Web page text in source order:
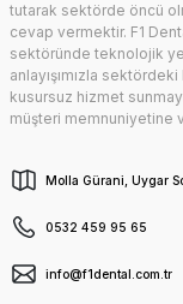
tutarak sektörde öncü
cevap vermektir. F1
sektöründe teknolojik
anlayışımızla
kusursuz hizmet
müşteri memnuniyetine
Molla Gürani, Uygar
0532 459 95 65
info@f1dental.com.tr